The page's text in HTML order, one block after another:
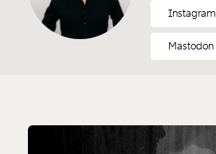
Instagram
Mastodon